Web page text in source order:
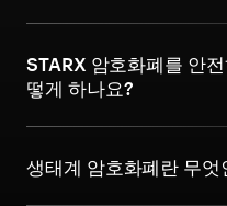
STARX 암호화폐를 안
떻게 하나요?
생태계 암호화폐란 무엇